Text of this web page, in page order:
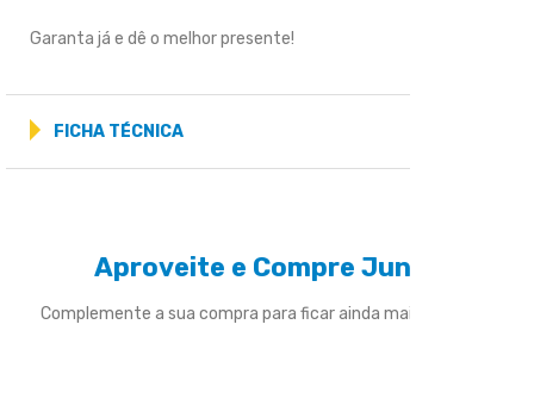
Garanta já e dê o melhor presente!
FICHA TÉCNICA
Aproveite e Compre Junto
Complemente a sua compra para ficar ainda mais divertido